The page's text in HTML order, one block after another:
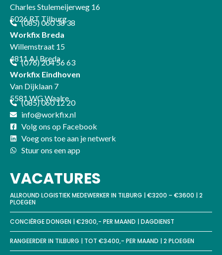
Charles Stulemeijerweg 16
5026 RT Tilburg
(085) 060 38 38
Workfix Breda
Willemstraat 15
4811 AJ Breda
(076) 204 56 63
Workfix Eindhoven
Van Dijklaan 7
5581 WG Waalre
(085) 060 12 20
info@workfix.nl
Volg ons op Facebook
Voeg ons toe aan je netwerk
Stuur ons een app
VACATURES
ALLROUND LOGISTIEK MEDEWERKER IN TILBURG | €3200 – €3600 | 2
PLOEGEN
CONCIËRGE DONGEN | €2900,- PER MAAND | DAGDIENST
RANGEERDER IN TILBURG | TOT €3400,- PER MAAND | 2 PLOEGEN